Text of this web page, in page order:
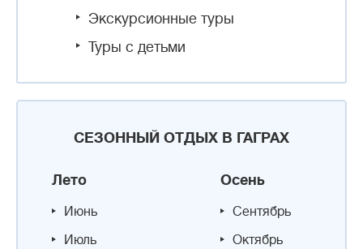
Экскурсионные туры
Туры с детьми
СЕЗОННЫЙ ОТДЫХ В ГАГРАХ
Лето
Июнь
Июль
Осень
Сентябрь
Октябрь